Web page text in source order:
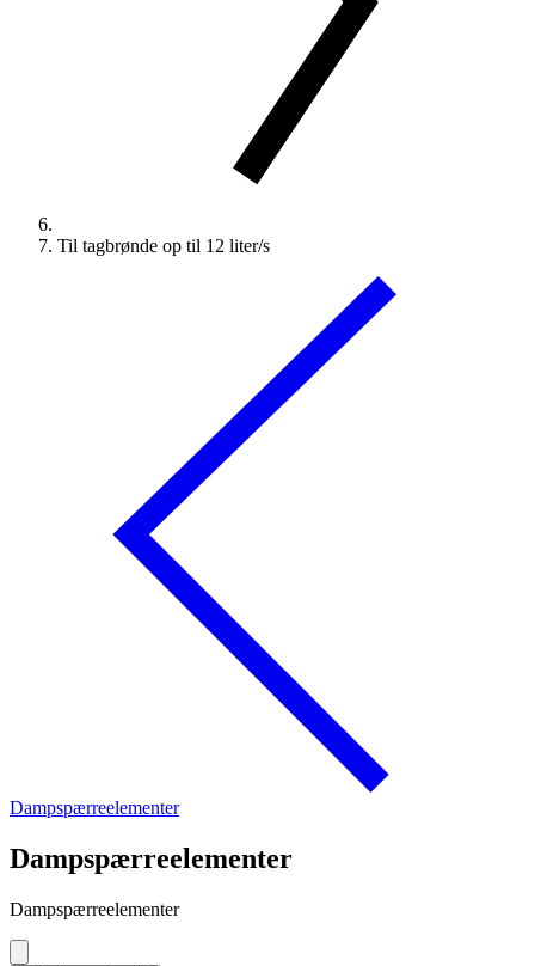
Til tagbrønde op til 12 liter/s
Dampspærreelementer
Dampspærreelementer
Dampspærreelementer